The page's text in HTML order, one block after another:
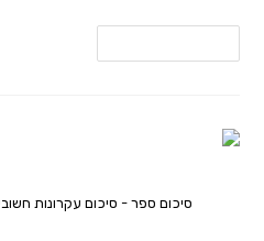
סיכום ספר - סיכום עקרונות